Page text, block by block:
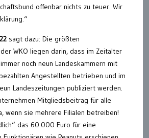
offenbar nichts zu teuer. Wir
sagt dazu: Die größten
WKO liegen darin, dass im Zeitalter
noch neun Landeskammern mit
Angestellten betrieben und im
Landeszeitungen publiziert werden.
Mitgliedsbeitrag für alle
wenn sie mehrere Filialen betreiben!
das 60.000 Euro für eine